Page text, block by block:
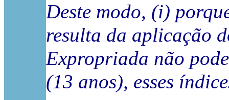
Deste modo, (i)
resulta da aplicação
Expropriada não
(13 anos), esses